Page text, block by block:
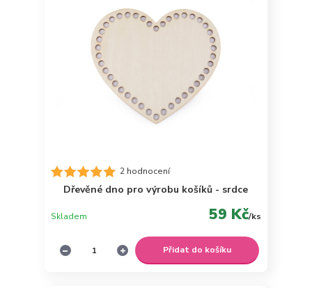
2 hodnocení
Dřevěné dno pro výrobu košíků - srdce
59 Kč/ks
Skladem
Přidat do košíku